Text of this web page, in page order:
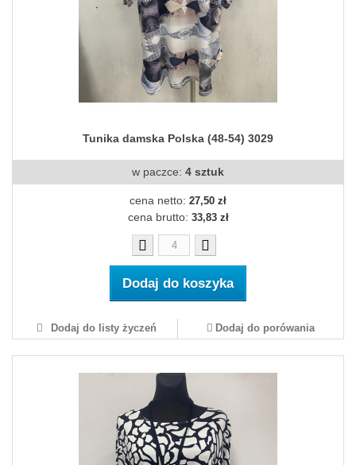
Tunika damska Polska (48-54) 3029
w paczce: 4 sztuk
cena netto: 27,50 zł
cena brutto: 33,83 zł
Dodaj do koszyka
Dodaj do listy życzeń Dodaj do porówania